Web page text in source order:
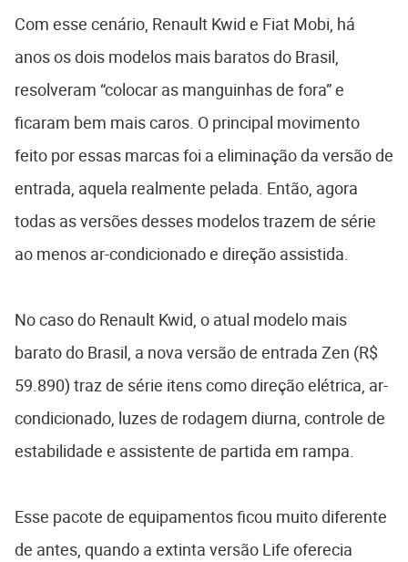
Com esse cenário, Renault Kwid e Fiat Mobi, há
anos os dois modelos mais baratos do Brasil,
resolveram “colocar as manguinhas de fora” e
ficaram bem mais caros. O principal movimento
feito por essas marcas foi a eliminação da versão de
entrada, aquela realmente pelada. Então, agora
todas as versões desses modelos trazem de série
ao menos ar-condicionado e direção assistida.
No caso do Renault Kwid, o atual modelo mais
barato do Brasil, a nova versão de entrada Zen (R$
59.890) traz de série itens como direção elétrica, ar-
condicionado, luzes de rodagem diurna, controle de
estabilidade e assistente de partida em rampa.
Esse pacote de equipamentos ficou muito diferente
de antes, quando a extinta versão Life oferecia